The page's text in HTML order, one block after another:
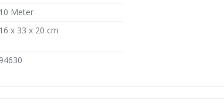
10 Meter
16 x 33 x 20 cm
94630